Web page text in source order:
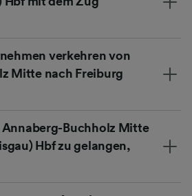
verkehren von
Mitte nach Freiburg
Annaberg-Buchholz Mitte
Hbf zu gelangen,